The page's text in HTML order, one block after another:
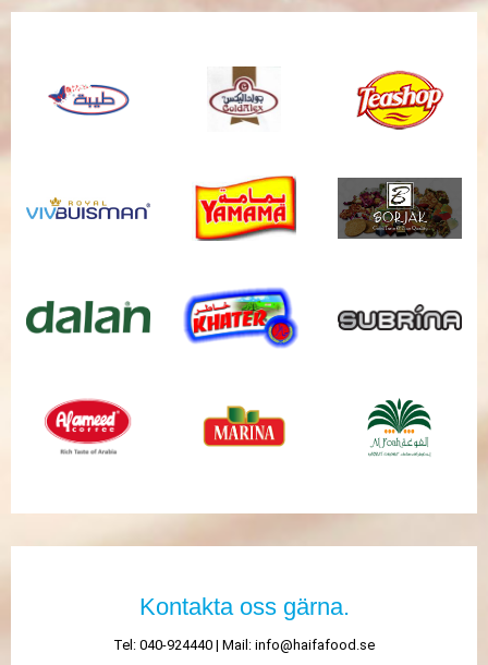
Kontakta oss gärna.
Tel: 040-924440 | Mail: info@haifafood.se